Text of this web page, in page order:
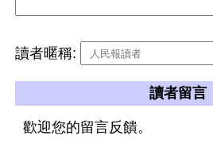
讀者暱稱:
讀者留言
歡迎您的留言反饋。